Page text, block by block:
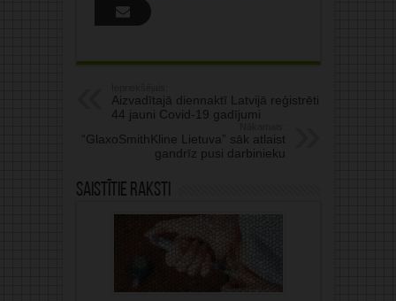
Aizvadītajā diennaktī Latvijā reģistrēti
44 jauni Covid-19 gadījumi
“GlaxoSmithKline Lietuva” sāk atlaist
gandrīz pusi darbinieku
Saistītie raksti